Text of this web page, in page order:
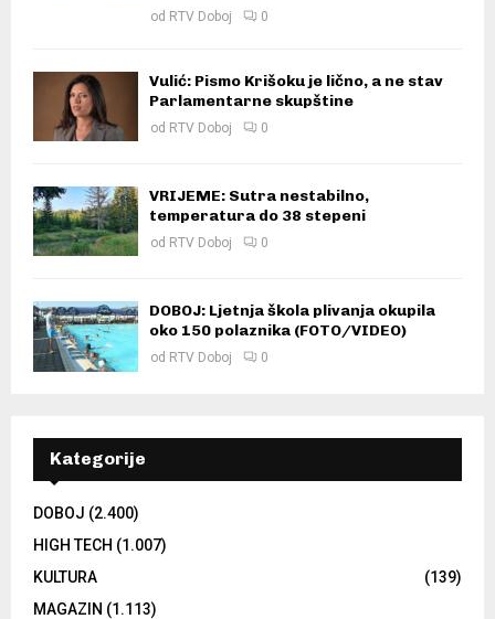
od RTV Doboj 0
Vulić: Pismo Krišoku je lično, a ne stav
Parlamentarne skupštine
od RTV Doboj 0
VRIJEME: Sutra nestabilno,
temperatura do 38 stepeni
od RTV Doboj 0
DOBOJ: Ljetnja škola plivanja okupila
oko 150 polaznika (FOTO/VIDEO)
od RTV Doboj 0
Kategorije
DOBOJ (2.400)
HIGH TECH (1.007)
KULTURA
(139)
MAGAZIN (1.113)